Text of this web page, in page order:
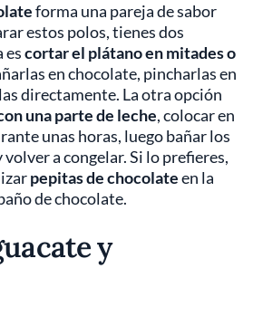
forma una pareja de sabor
estos polos, tienes dos
escortar el plátano en mitades o
en chocolate, pincharlas en
directamente. La otra opción
una parte de leche, colocar en
unas horas, luego bañar los
a congelar. Si lo prefieres,
pepitas de chocolateen la
de chocolate.
y